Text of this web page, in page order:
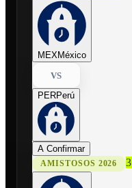
MEXMéxico
VS
PERPerú
A Confirmar
AMISTOSOS 2026